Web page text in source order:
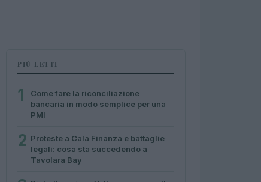
PIÙ LETTI
1
Come fare la riconciliazione
bancaria in modo semplice per una
PMI
2 Proteste a Cala Finanza e battaglie
legali: cosa sta succedendo a
Tavolara Bay